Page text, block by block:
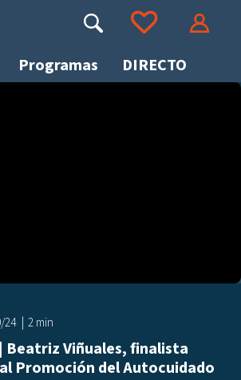
Programas DIRECTO
Buscar Ir a tus favoritos
24 2 min
Beatriz Viñuales, finalista
Promoción del Autocuidado